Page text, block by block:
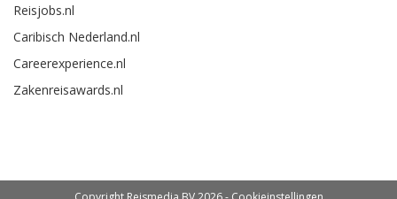
Reisjobs.nl
Caribisch Nederland.nl
Careerexperience.nl
Zakenreisawards.nl